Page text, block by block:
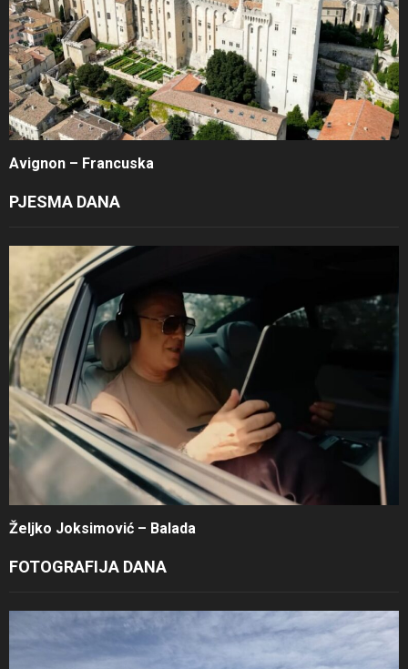
Avignon – Francuska
PJESMA DANA
Željko Joksimović – Balada
FOTOGRAFIJA DANA